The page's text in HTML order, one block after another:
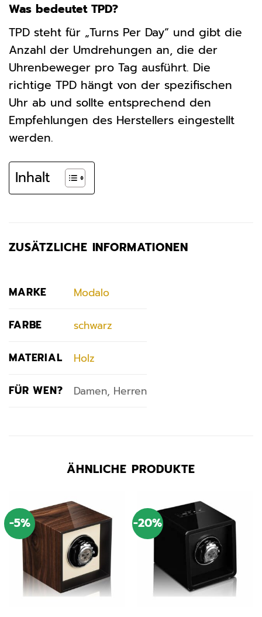
Was bedeutet TPD?
TPD steht für „Turns Per Day“ und gibt die
Anzahl der Umdrehungen an, die der
Uhrenbeweger pro Tag ausführt. Die
richtige TPD hängt von der spezifischen
Uhr ab und sollte entsprechend den
Empfehlungen des Herstellers eingestellt
werden.
Inhalt
ZUSÄTZLICHE INFORMATIONEN
MARKE Modalo
FARBE schwarz
MATERIAL Holz
FÜR WEN? Damen, Herren
ÄHNLICHE PRODUKTE
-5% -20%